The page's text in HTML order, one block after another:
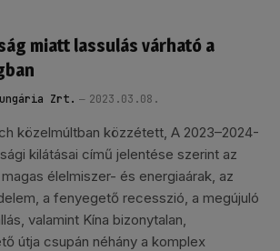
miatt lassulás várható a
Zrt. 2023.03.08.
közelmúltban közzétett, A 2023–2024-
kilátásai című jelentése szerint az
élelmiszer- és energiaárak, az
a fenyegető recesszió, a megújuló
valamint Kína bizonytalan,
útja csupán néhány a komplex